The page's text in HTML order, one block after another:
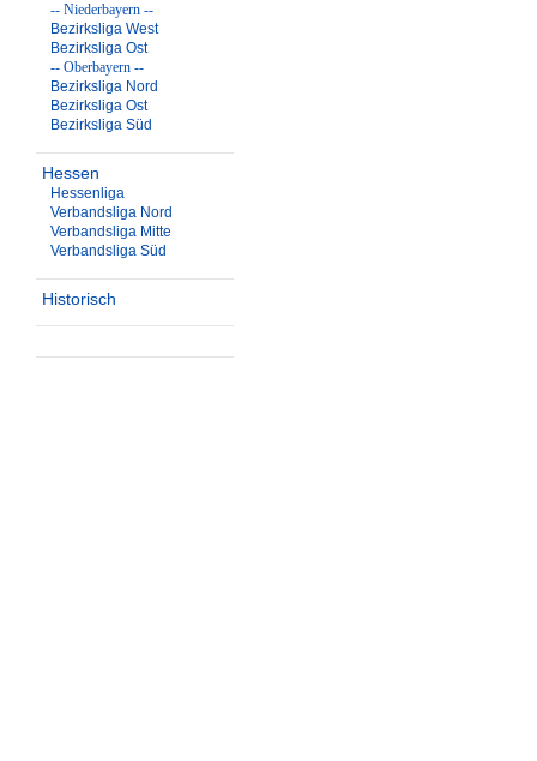
-- Niederbayern --
Bezirksliga West
Bezirksliga Ost
-- Oberbayern --
Bezirksliga Nord
Bezirksliga Ost
Bezirksliga Süd
Hessen
Hessenliga
Verbandsliga Nord
Verbandsliga Mitte
Verbandsliga Süd
Historisch